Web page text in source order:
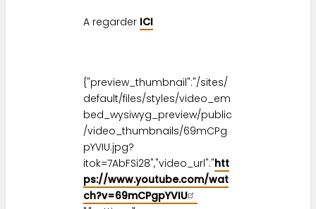
A regarder ICI
{"preview_thumbnail":"/sites/
default/files/styles/video_em
bed_wysiwyg_preview/public
/video_thumbnails/69mCPg
pYVIU.jpg?
itok=7AbFSi28","video_url":"htt
ps://www.youtube.com/wat
ch?v=69mCPgpYVIU